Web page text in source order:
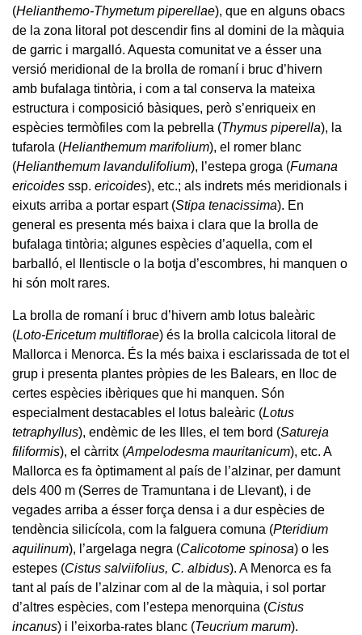
(Helianthemo-Thymetum piperellae), que en alguns obacs
de la zona litoral pot descendir fins al domini de la màquia
de garric i margalló. Aquesta comunitat ve a ésser una
versió meridional de la brolla de romaní i bruc d’hivern
amb bufalaga tintòria, i com a tal conserva la mateixa
estructura i composició bàsiques, però s’enriqueix en
espècies termòfiles com la pebrella (Thymus piperella), la
tufarola (Helianthemum marifolium), el romer blanc
(Helianthemum lavandulifolium), l’estepa groga (Fumana
ericoides ssp. ericoides), etc.; als indrets més meridionals i
eixuts arriba a portar espart (Stipa tenacissima). En
general es presenta més baixa i clara que la brolla de
bufalaga tintòria; algunes espècies d’aquella, com el
barballó, el llentiscle o la botja d’escombres, hi manquen o
hi són molt rares.
La brolla de romaní i bruc d’hivern amb lotus baleàric
(Loto-Ericetum multiflorae) és la brolla calcicola litoral de
Mallorca i Menorca. És la més baixa i esclarissada de tot el
grup i presenta plantes pròpies de les Balears, en lloc de
certes espècies ibèriques que hi manquen. Són
especialment destacables el lotus baleàric (Lotus
tetraphyllus), endèmic de les Illes, el tem bord (Satureja
filiformis), el càrritx (Ampelodesma mauritanicum), etc. A
Mallorca es fa òptimament al país de l’alzinar, per damunt
dels 400 m (Serres de Tramuntana i de Llevant), i de
vegades arriba a ésser força densa i a dur espècies de
tendència silicícola, com la falguera comuna (Pteridium
aquilinum), l’argelaga negra (Calicotome spinosa) o les
estepes (Cistus salviifolius, C. albidus). A Menorca es fa
tant al país de l’alzinar com al de la màquia, i sol portar
d’altres espècies, com l’estepa menorquina (Cistus
incanus) i l’eixorba-rates blanc (Teucrium marum).